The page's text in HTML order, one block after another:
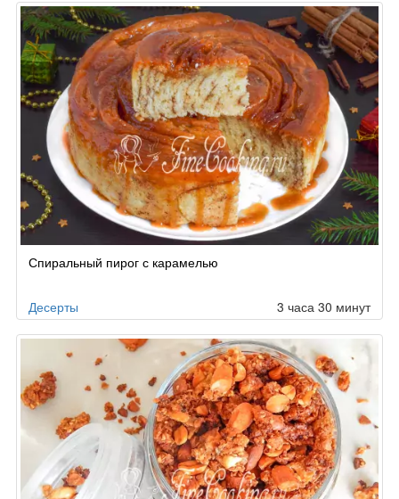
Спиральный пирог с карамелью
Десерты 3 часа 30 минут